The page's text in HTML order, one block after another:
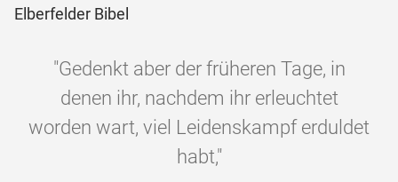
Elberfelder Bibel
"Gedenkt aber der früheren Tage, in
denen ihr, nachdem ihr erleuchtet
worden wart, viel Leidenskampf erduldet
habt,"